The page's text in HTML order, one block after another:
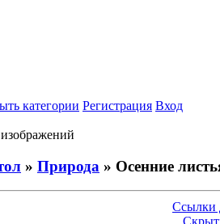
категории Регистрация Вход
» Природа » Осенние
Ссылки